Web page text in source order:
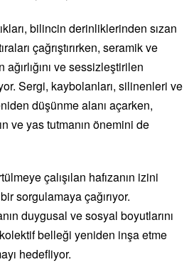
bilincin derinliklerinden sızan
çağrıştırırken, seramik ve
ve sessizleştirilen
Sergi, kaybolanları, silinenleri ve
düşünme alanı açarken,
ve yas tutmanın önemini de
çalışılan hafızanın izini
sorgulamaya çağırıyor.
duygusal ve sosyal boyutlarını
belleği yeniden inşa etme
hedefliyor.